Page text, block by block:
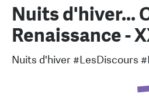
Nuits d'hiver...
Renaissance -
Nuits d'hiver #LesDiscours